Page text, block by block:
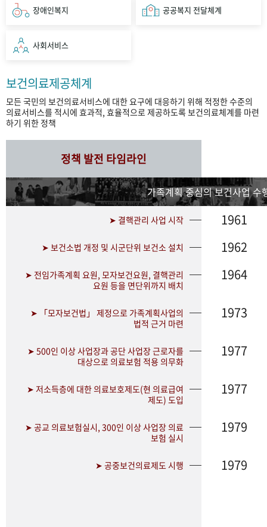
장애인복지 공공복지 전달체계
사회서비스
보건의료제공체계
모든 국민의 보건의료서비스에 대한 요구에 대응하기 위해 적정한 수준의
의료서비스를 적시에 효과적, 효율적으로 제공하도록 보건의료체계를 마련
하기 위한 정책
정책 발전 타임라인
가족계획 중심의 보건사업 수
➤ 결핵관리 사업 시작 1961
➤ 보건소법 개정 및 시군단위 보건소 설치 1962
➤ 전임가족계획 요원, 모자보건요원, 결핵관리
요원 등을 면단위까지 배치
1964
➤ 「모자보건법」 제정으로 가족계획사업의
법적 근거 마련
1973
➤ 500인 이상 사업장과 공단 사업장 근로자를
대상으로 의료보험 적용 의무화
1977
➤ 저소득층에 대한 의료보호제도(현 의료급여
제도) 도입
1977
➤ 공교 의료보험실시, 300인 이상 사업장 의료
보험 실시
1979
➤ 공중보건의료제도 시행 1979